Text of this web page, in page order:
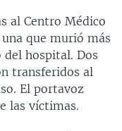
al Centro Médico
que murió más
hospital. Dos
transferidos al
El portavoz
las víctimas.